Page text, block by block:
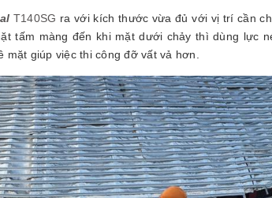
T140SG ra với kích thước vừa đủ với vị trí cần
tấm màng đến khi mặt dưới chảy thì dùng lực
mặt giúp việc thi công đỡ vất vả hơn.